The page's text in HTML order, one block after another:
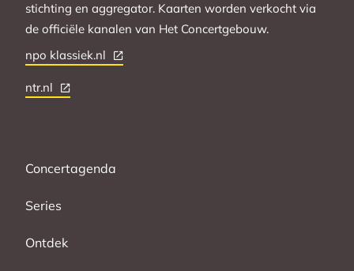
stichting en aggregator. Kaarten worden verkocht via
de officiële kanalen van Het Concertgebouw.
npo klassiek.nl
ntr.nl
Concertagenda
Series
Ontdek